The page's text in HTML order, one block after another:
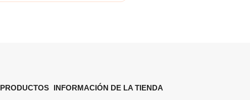
PRODUCTOS INFORMACIÓN DE LA TIENDA